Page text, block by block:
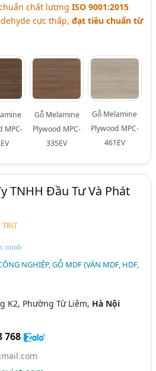
chất lượngISO 9001:2015
cực thấp,đạt tiêu chuẩn từ
MPC-
Gỗ Melamine
Plywood MPC-
335EV
Gỗ Melamine
Plywood MPC-
461EV
TNHH Đầu Tư Và Phát
minh
NGHIỆP, GỖ MDF (VÁN MDF, HDF,
K2, Phường Từ Liêm, Hà Nội
768